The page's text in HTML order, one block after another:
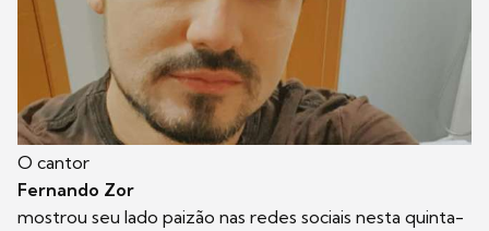
O cantor
Fernando Zor
mostrou seu lado paizão nas redes sociais nesta quinta-